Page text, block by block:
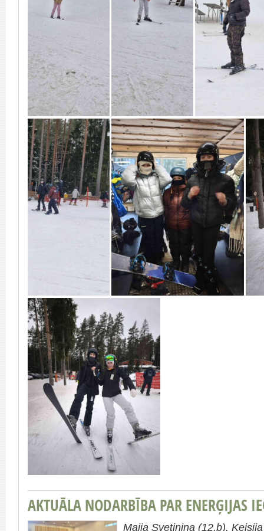
AKTUĀLA NODARBĪBA PAR ENERĢIJAS
Maija Svetiņina (12.b),